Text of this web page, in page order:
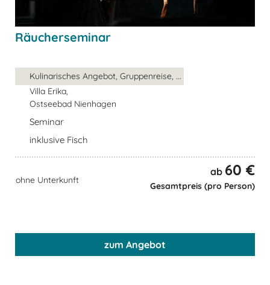
Räucherseminar
Kulinarisches Angebot, Gruppenreise, ...
Villa Erika,
Ostseebad Nienhagen
Seminar
inklusive Fisch
ohne Unterkunft
ab 60 €
Gesamtpreis (pro Person)
zum Angebot